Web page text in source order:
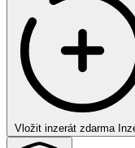
Vložit inzerát zdarma